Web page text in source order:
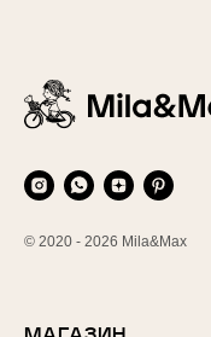
© 2020 - 2026 Mila&Max